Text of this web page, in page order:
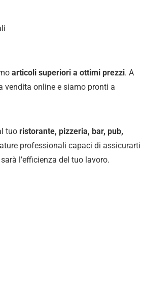
articoli superiori a ottimi prezzi. A
vendita online e siamo pronti a
tuo ristorante, pizzeria, bar, pub,
professionali capaci di assicurarti
l’efficienza del tuo lavoro.